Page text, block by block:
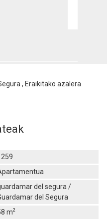
, Eraikitako azalera
del segura /
del Segura
m2